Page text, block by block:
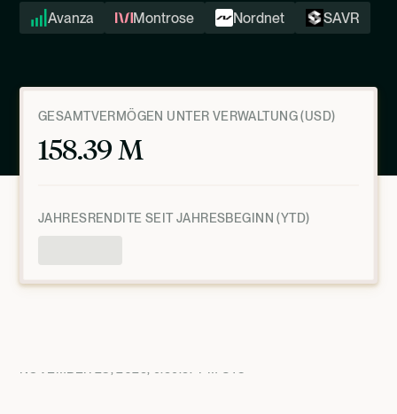
Avanza Montrose Nordnet SAVR
GESAMTVERMÖGEN UNTER VERWALTUNG (USD)
158.39 M
JAHRESRENDITE SEIT JAHRESBEGINN (YTD)